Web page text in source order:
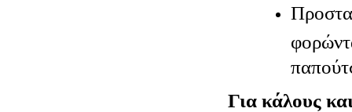
Για κάλους